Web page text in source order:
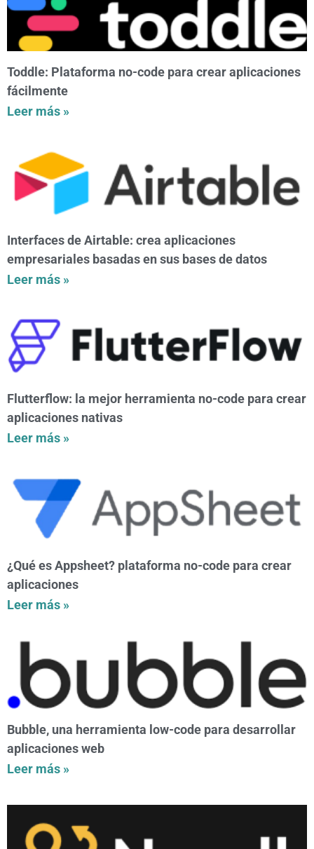
Toddle: Plataforma no-code para crear aplicaciones
fácilmente
Leer más »
Interfaces de Airtable: crea aplicaciones
empresariales basadas en sus bases de datos
Leer más »
Flutterflow: la mejor herramienta no-code para crear
aplicaciones nativas
Leer más »
¿Qué es Appsheet? plataforma no-code para crear
aplicaciones
Leer más »
Bubble, una herramienta low-code para desarrollar
aplicaciones web
Leer más »